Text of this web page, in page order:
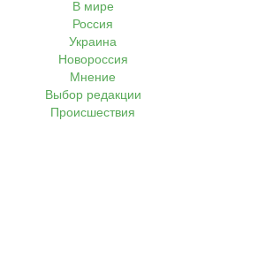
В мире
Россия
Украина
Новороссия
Мнение
Выбор редакции
Происшествия